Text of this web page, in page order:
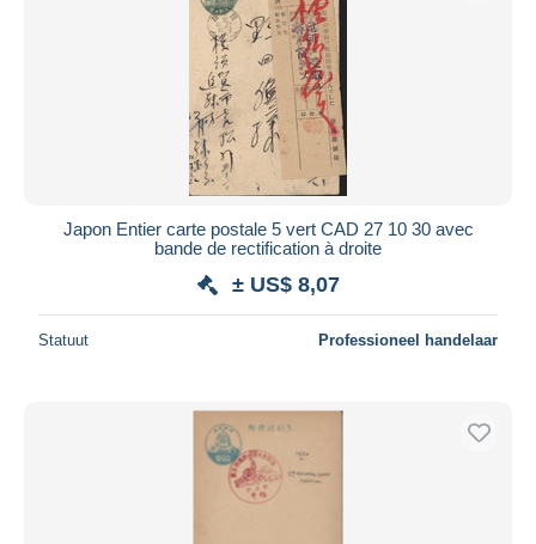
Toepassen
Japon Entier carte postale 5 vert CAD 27 10 30 avec
bande de rectification à droite
± US$ 8,07
Statuut Professioneel handelaar